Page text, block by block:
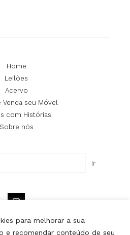
para melhorar a sua
e recomendar conteúdo de seu
Home
Leilões
Acervo
Venda seu Móvel
com Histórias
Sobre nós
Ir